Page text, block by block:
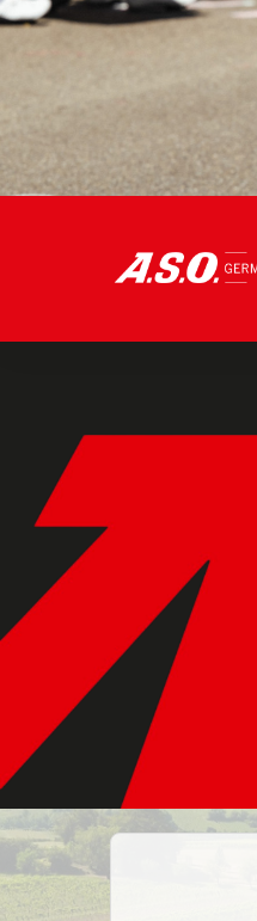
schneller zur Verfügung zu stellen.
Managen